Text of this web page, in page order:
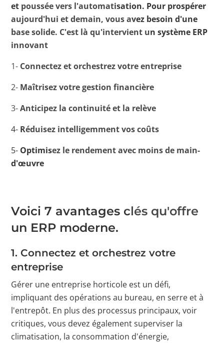
et poussée vers l'automatisation. Pour prospérer
aujourd'hui et demain, vous avez besoin d'une
base solide. C'est là qu'intervient un système ERP
innovant
1- Connectez et orchestrez votre entreprise
2- Maîtrisez votre gestion financière
3-Anticipez la continuité et la relève
4- Réduisez intelligemment vos coûts
5- Optimisez le rendement avec moins de main-
d'œuvre
Voici 7 avantages clés qu'offre
un ERP moderne.
1. Connectez et orchestrez votre
entreprise
Gérer une entreprise horticole est un défi,
impliquant des opérations au bureau, en serre et à
l'entrepôt. En plus des processus principaux, voir
critiques, vous devez également superviser la
climatisation, la consommation d'énergie,